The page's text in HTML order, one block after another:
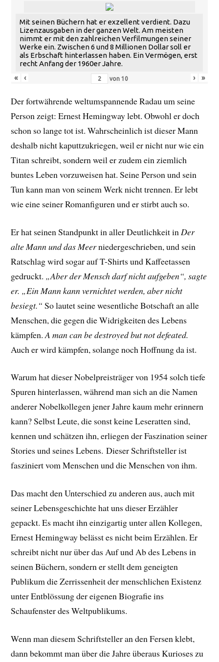
Mit seinen Büchern hat er exzellent verdient. Dazu
Lizenzausgaben in der ganzen Welt. Am meisten
nimmt er mit den zahlreichen Verfilmungen seiner
Werke ein. Zwischen 6 und 8 Millionen Dollar soll er
als Erbschaft hinterlassen haben. Ein Vermögen, erst
recht Anfang der 1960er Jahre.
«
‹ von 10 › »
Der fortwährende weltumspannende Radau um seine
Person zeigt: Ernest Hemingway lebt. Obwohl er doch
schon so lange tot ist. Wahrscheinlich ist dieser Mann
deshalb nicht kaputtzukriegen, weil er nicht nur wie ein
Titan schreibt, sondern weil er zudem ein ziemlich
buntes Leben vorzuweisen hat. Seine Person und sein
Tun kann man von seinem Werk nicht trennen. Er lebt
wie eine seiner Romanfiguren und er stirbt auch so.
Er hat seinen Standpunkt in aller Deutlichkeit in Der
alte Mann und das Meerniedergeschrieben, und sein
Ratschlag wird sogar auf T-Shirts und Kaffeetassen
gedruckt. „Aber der Mensch darf nicht aufgeben“, sagte
er. „Ein Mann kann vernichtet werden, aber nicht
besiegt.“So lautet seine wesentliche Botschaft an alle
Menschen, die gegen die Widrigkeiten des Lebens
kämpfen. A man can be destroyed but not defeated.
Auch er wird kämpfen, solange noch Hoffnung da ist.
Warum hat dieser Nobelpreisträger von 1954 solch tiefe
Spuren hinterlassen, während man sich an die Namen
anderer Nobelkollegen jener Jahre kaum mehr erinnern
kann? Selbst Leute, die sonst keine Leseratten sind,
kennen und schätzen ihn, erliegen der Faszination seiner
Stories und seines Lebens. Dieser Schriftsteller ist
fasziniert vom Menschen und die Menschen von ihm.
Das macht den Unterschied zu anderen aus, auch mit
seiner Lebensgeschichte hat uns dieser Erzähler
gepackt. Es macht ihn einzigartig unter allen Kollegen,
Ernest Hemingway belässt es nicht beim Erzählen. Er
schreibt nicht nur über das Auf und Ab des Lebens in
seinen Büchern, sondern er stellt dem geneigten
Publikum die Zerrissenheit der menschlichen Existenz
unter Entblössung der eigenen Biografie ins
Schaufenster des Weltpublikums.
Wenn man diesem Schriftsteller an den Fersen klebt,
dann bekommt man über die Jahre überaus Kurioses zu